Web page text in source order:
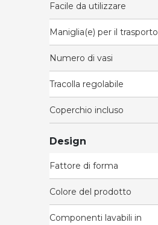
Facile da utilizzare
Maniglia(e) per il trasporto
Numero di vasi
Tracolla regolabile
Coperchio incluso
Design
Fattore di forma
Colore del prodotto
Componenti lavabili in